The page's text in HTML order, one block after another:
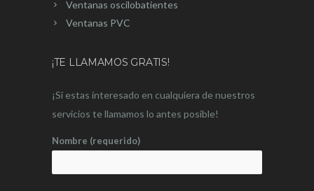
Ventanas oscilobatientes
Ventanas PVC
¡TE LLAMAMOS GRATIS!
¡Si estas interesado en cualquiera de nuestros
servicios te llamamos lo antes posible!
Nombre (requerido)